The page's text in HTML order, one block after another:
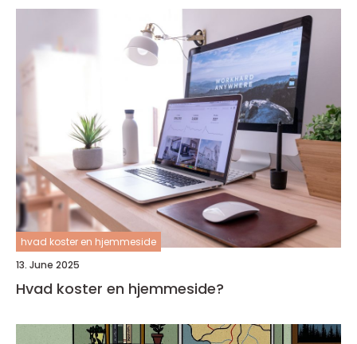
hvad koster en hjemmeside
13. June 2025
Hvad koster en hjemmeside?